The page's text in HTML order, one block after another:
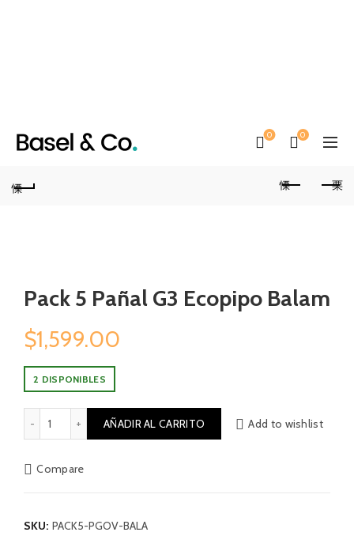
0 0
Pack 5 Pañal G3 Ecopipo Balam
$1,599.00
2 DISPONIBLES
Pack 5 Pañal G3 Ecopipo Balam cantidad
AÑADIR AL CARRITO Add to wishlist
Compare
SKU: PACK5-PGOV-BALA